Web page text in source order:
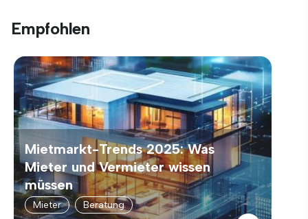
Empfohlen
Mietmarkt-Trends 2025: Was
Mieter und Vermieter wissen
müssen
Mieter
Beratung